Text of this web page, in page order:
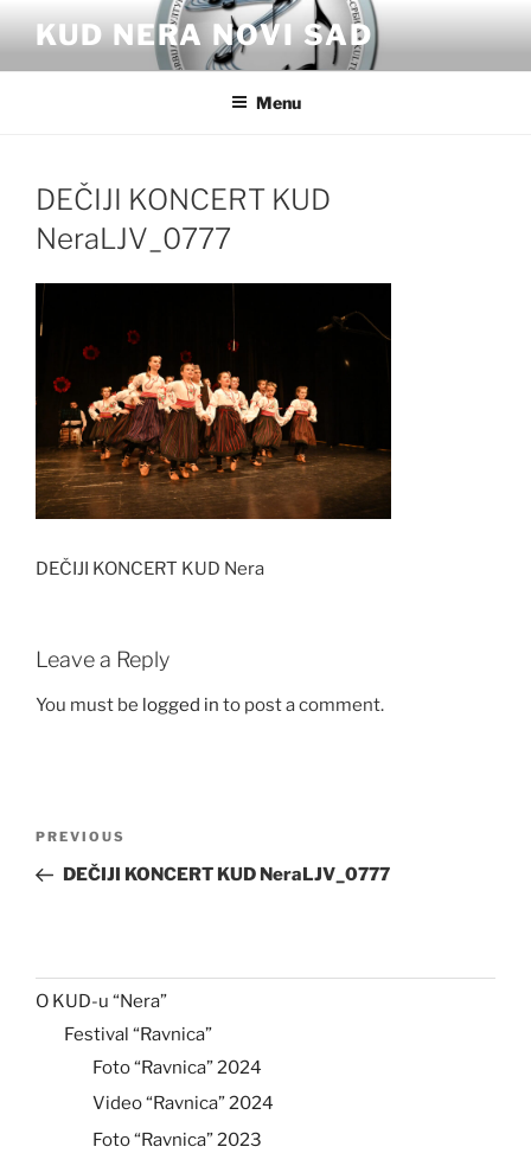
content
KUD NERA NOVI SAD
Menu
DEČIJI KONCERT KUD
NeraLJV_0777
DEČIJI KONCERT KUD Nera
Leave a Reply
You must be logged in to post a comment.
navigation
Previous
Post
PREVIOUS
DEČIJI KONCERT KUD NeraLJV_0777
O KUD-u “Nera”
Festival “Ravnica”
Foto “Ravnica” 2024
Video “Ravnica” 2024
Foto “Ravnica” 2023